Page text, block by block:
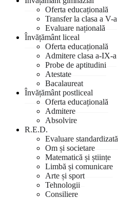
Oferta educațională
Transfer la clasa a V-a
Evaluare națională
Învățământ liceal
Oferta educațională
Admitere clasa a-IX-a
Probe de aptitudini
Atestate
Bacalaureat
Învățământ postliceal
Oferta educațională
Admitere
Absolvire
R.E.D.
Evaluare standardizată
Om și societare
Matematică și științe
Limbă și comunicare
Arte și sport
Tehnologii
Consiliere